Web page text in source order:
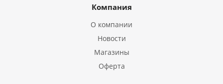
Компания
О компании
Новости
Магазины
Оферта